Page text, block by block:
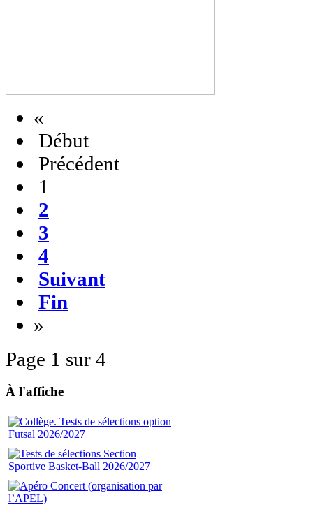
«
Début
Précédent
1
2
3
4
Suivant
Fin
»
Page 1 sur 4
À l'affiche